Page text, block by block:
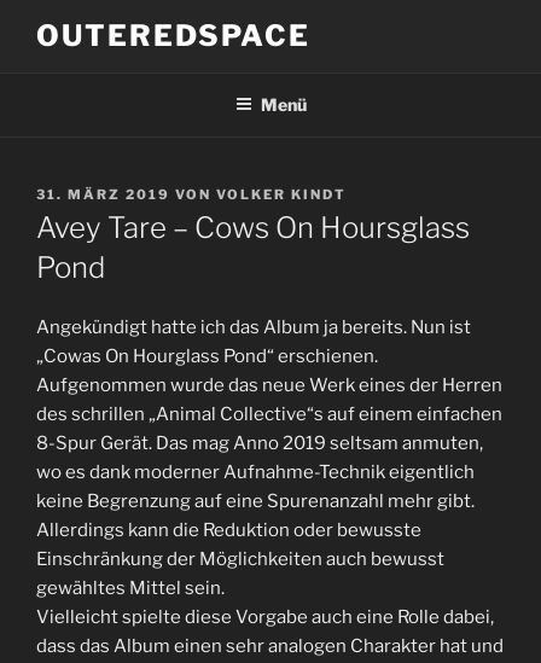
InhaltOUTEREDSPACE
Menü
VERÖFFENTLICHT
AM
31. MÄRZ 2019 VON VOLKER KINDT
Avey Tare – Cows On Hoursglass
Pond
Angekündigt hatte ich das Album ja bereits. Nun ist
„Cowas On Hourglass Pond“ erschienen.
Aufgenommen wurde das neue Werk eines der Herren
des schrillen „Animal Collective“s auf einem einfachen
8-Spur Gerät. Das mag Anno 2019 seltsam anmuten,
wo es dank moderner Aufnahme-Technik eigentlich
keine Begrenzung auf eine Spurenanzahl mehr gibt.
Allerdings kann die Reduktion oder bewusste
Einschränkung der Möglichkeiten auch bewusst
gewähltes Mittel sein.
Vielleicht spielte diese Vorgabe auch eine Rolle dabei,
dass das Album einen sehr analogen Charakter hat und